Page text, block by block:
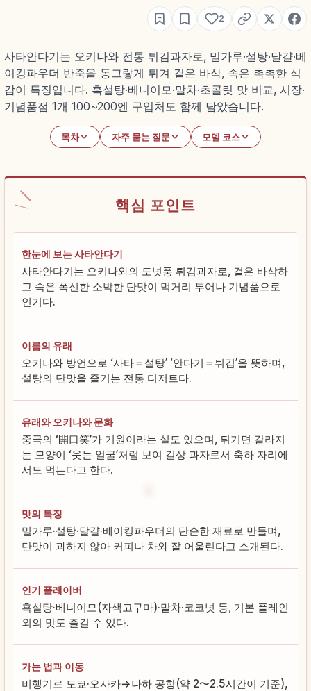
2
사타안다기는 오키나와 전통 튀김과자로, 밀가루·설탕·달걀·베
이킹파우더 반죽을 동그랗게 튀겨 겉은 바삭, 속은 촉촉한 식
감이 특징입니다. 흑설탕·베니이모·말차·초콜릿 맛 비교, 시장·
기념품점 1개 100~200엔 구입처도 함께 담았습니다.
목차 자주 묻는 질문 모델 코스
핵심 포인트
한눈에 보는 사타안다기
사타안다기는 오키나와의 도넛풍 튀김과자로, 겉은 바삭하
고 속은 폭신한 소박한 단맛이 먹거리 투어나 기념품으로
인기다.
이름의 유래
오키나와 방언으로 ‘사타＝설탕’ ‘안다기＝튀김’을 뜻하며,
설탕의 단맛을 즐기는 전통 디저트다.
유래와 오키나와 문화
중국의 ‘開口笑’가 기원이라는 설도 있으며, 튀기면 갈라지
는 모양이 ‘웃는 얼굴’처럼 보여 길상 과자로서 축하 자리에
서도 먹는다고 한다.
맛의 특징
밀가루·설탕·달걀·베이킹파우더의 단순한 재료로 만들며,
단맛이 과하지 않아 커피나 차와 잘 어울린다고 소개된다.
인기 플레이버
흑설탕·베니이모(자색고구마)·말차·코코넛 등, 기본 플레인
외의 맛도 즐길 수 있다.
가는 법과 이동
비행기로 도쿄·오사카→나하 공항(약 2〜2.5시간이 기준),